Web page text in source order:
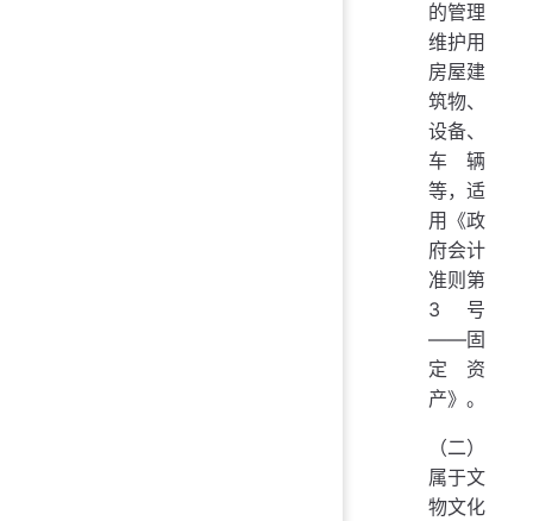
的管理
维护用
房屋建
筑物、
设备、
车辆
等，适
用《政
府会计
准则第
3号
——固
定资
产》。
（二）
属于文
物文化